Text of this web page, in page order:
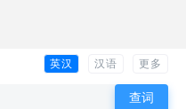
英汉 汉语 更多